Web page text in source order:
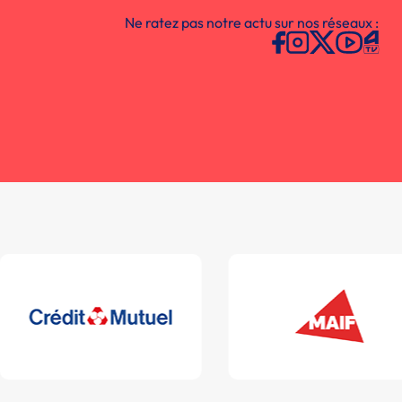
Ne ratez pas notre actu sur nos réseaux :